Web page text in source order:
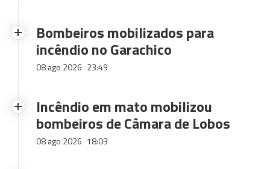
Bombeiros mobilizados para
incêndio no Garachico
08 ago 2026 23:49
Incêndio em mato mobilizou
bombeiros de Câmara de Lobos
08 ago 2026 18:03